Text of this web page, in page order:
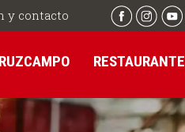
y contacto
RESTAURANTE